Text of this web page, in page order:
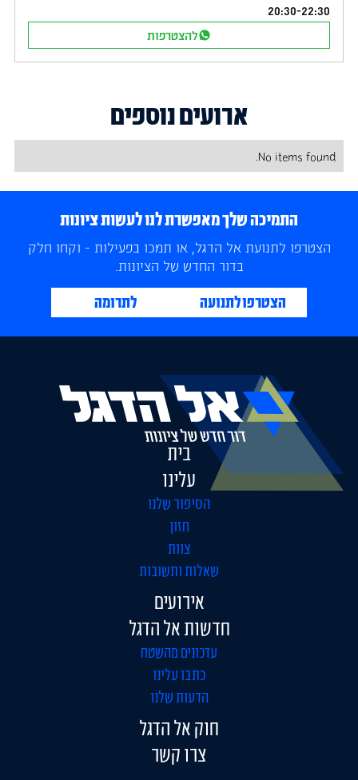
20:30-22:30
להצטרפות
ארועים נוספים
No items found.
התמיכה שלך מאפשרת לנו לעשות ציונות
הצטרפו לתנועת אל הדגל, או תמכו בפעילות - וקחו חלק
בדור החדש של הציונות.
הצטרפו לתנועה לתרומה
בית
עלינו
הסיפור שלנו
חזון
צוות
שאלות ותשובות
אירועים
חדשות אל הדגל
עדכונים מהשטח
כתבו עלינו
הדעות שלנו
חוק אל הדגל
צרו קשר